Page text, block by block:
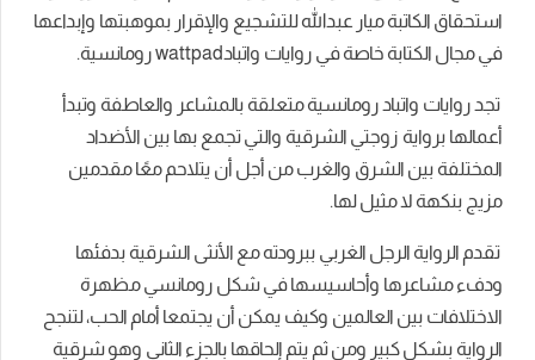
استحقاق الكاتبة ميار عبدالله للتشجيع والإقرار بموهبتها وإبداعها
في مجال الكتابة خاصة في روايات واتبادwattpad رومانسية.
تجد روايات واتباد رومانسية متعلقة بالمشاعر والعاطفة وتبدأ
أعمالها برواية زوجتي الشرقية والتي تجمع بها بين الأضداد
المختلفة بين الشرق والغرب من أجل أن يتلاحم معًا مقدمين
مزيج بنكهة لا مثيل لها.
تقدم الرواية الرجل الغربي ببرودته مع الأنثى الشرقية بدفئها
ودفء مشاعرها وأحاسيسها في شكل رومانسي مظهرة
الاختلافات بين العالمين وكيف يمكن أن يجتمعا أمام الحب، لتنجح
الرواية بشكل كبير ومن ثم يتم إلحاقها بالجزء الثاني وهو شرقية